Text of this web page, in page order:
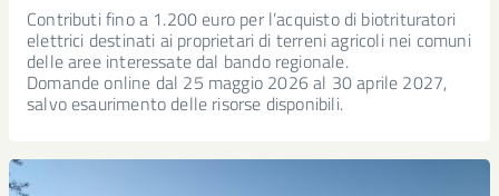
Contributi fino a 1.200 euro per l’acquisto di biotrituratori
elettrici destinati ai proprietari di terreni agricoli nei comuni
delle aree interessate dal bando regionale.
Domande online dal 25 maggio 2026 al 30 aprile 2027,
salvo esaurimento delle risorse disponibili.